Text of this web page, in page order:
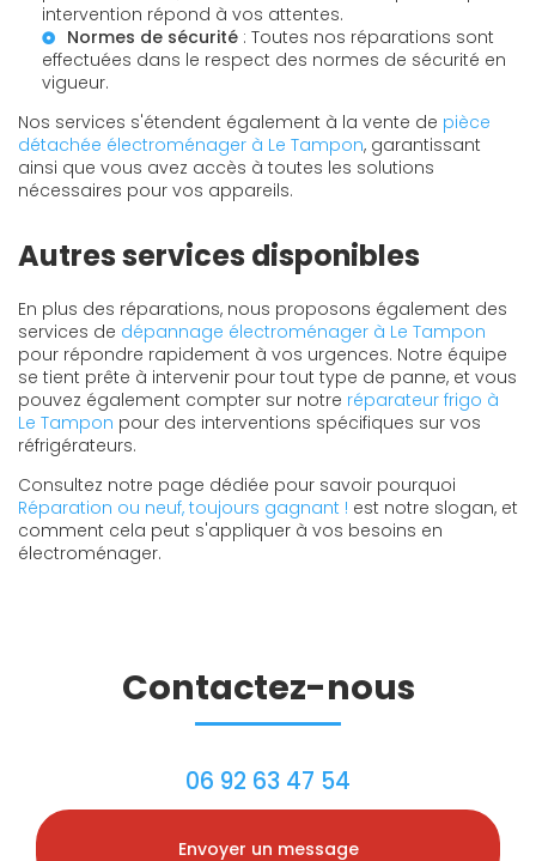
intervention répond à vos attentes.
Normes de sécurité : Toutes nos réparations sont
effectuées dans le respect des normes de sécurité en
vigueur.
Nos services s'étendent également à la vente de pièce
détachée électroménager à Le Tampon, garantissant
ainsi que vous avez accès à toutes les solutions
nécessaires pour vos appareils.
Autres services disponibles
En plus des réparations, nous proposons également des
services de dépannage électroménager à Le Tampon
pour répondre rapidement à vos urgences. Notre équipe
se tient prête à intervenir pour tout type de panne, et vous
pouvez également compter sur notre réparateur frigo à
Le Tampon pour des interventions spécifiques sur vos
réfrigérateurs.
Consultez notre page dédiée pour savoir pourquoi
Réparation ou neuf, toujours gagnant ! est notre slogan, et
comment cela peut s'appliquer à vos besoins en
électroménager.
Contactez-nous
06 92 63 47 54
Envoyer un message